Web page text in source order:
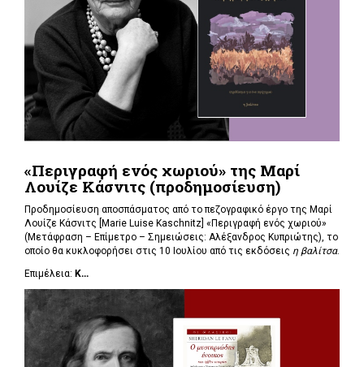
«Περιγραφή ενός χωριού» της Μαρί
Λουίζε Κάσνιτς (προδημοσίευση)
Προδημοσίευση αποσπάσματος από το πεζογραφικό έργο της Μαρί
Λουίζε Κάσνιτς [Marie Luise Kaschnitz] «Περιγραφή ενός χωριού»
(Μετάφραση – Επίμετρο – Σημειώσεις: Αλέξανδρος Κυπριώτης), το
οποίο θα κυκλοφορήσει στις 10 Ιουλίου από τις εκδόσεις η βαλίτσα.
Επιμέλεια: Κ...